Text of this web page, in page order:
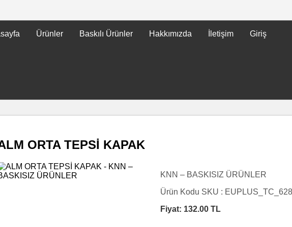
Ürünler Baskılı Ürünler Hakkımızda İletişim Giriş
ORTA TEPSİ KAPAK
KNN – BASKISIZ ÜRÜNLER
Ürün Kodu SKU : EUPLUS_TC_628
Fiyat: 132.00 TL